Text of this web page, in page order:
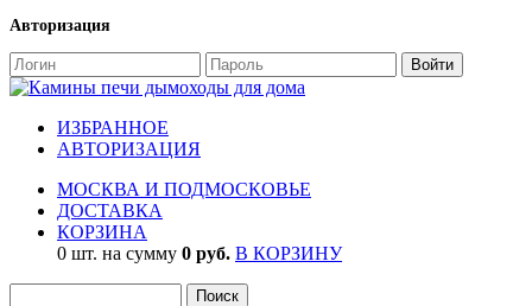
Авторизация
ИЗБРАННОЕ
АВТОРИЗАЦИЯ
МОСКВА И ПОДМОСКОВЬЕ
ДОСТАВКА
КОРЗИНА
0 шт. на сумму 0 руб. В КОРЗИНУ